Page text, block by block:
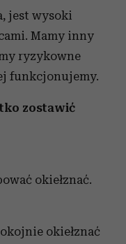
jest wysoki
Mamy inny
ryzykowne
funkcjonujemy.
zostawić
okiełznać.
okiełznać